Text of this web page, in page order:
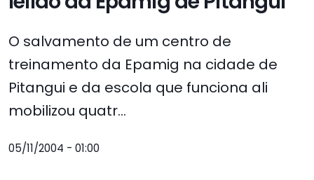
O salvamento de um centro de
treinamento da Epamig na cidade de
Pitangui e da escola que funciona ali
mobilizou quatr...
05/11/2004 - 01:00